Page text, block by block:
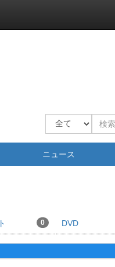
ニュース
0 DVD